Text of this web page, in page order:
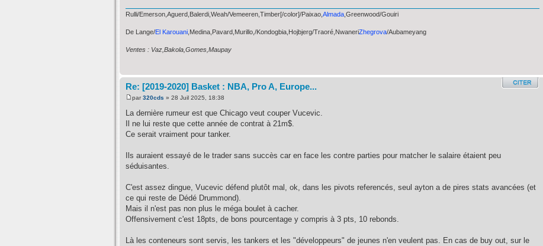
Rulli/Emerson,Aguerd,Balerdi,Weah/Vemeeren,Timber[/color]/Paixao, Almada ,Greenwood/Gouiri
De Lange/El Karouani ,Medina,Pavard,Murillo,/Kondogbia,Hojbjerg/Traoré,NwaneriZhegrova/Aubameyang
Ventes : Vaz,Bakola,Gomes,Maupay
Re: [2019-2020] Basket : NBA, Pro A, Europe...
par320cds » 28 Juil 2025, 18:38
La dernière rumeur est que Chicago veut couper Vucevic.
Il ne lui reste que cette année de contrat à 21m$.
Ce serait vraiment pour tanker.
Ils auraient essayé de le trader sans succès car en face les contre parties pour matcher le salaire étaient peu
séduisantes.
C'est assez dingue, Vucevic défend plutôt mal, ok, dans les pivots referencés, seul ayton a de pires stats avancées (et
ce qui reste de Dédé Drummond).
Mais il n'est pas non plus le méga boulet à cacher.
Offensivement c'est 18pts, de bons pourcentage y compris à 3 pts, 10 rebonds.
Là les conteneurs sont servis, les tankers et les "développeurs" de jeunes n'en veulent pas. En cas de buy out, sur le